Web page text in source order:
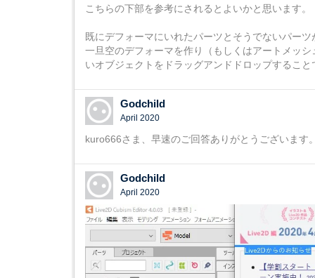
こちらの下部を参考にされるとよいかと思います。
既にデフォーマにいれたパーツとそうでないパー
一旦空のデフォーマを作り（もしくはアートメッ
いオブジェクトをドラッグアンドドロップするこ
Godchild
April 2020
kuro666さま、早速のご回答ありがとうございま
Godchild
April 2020